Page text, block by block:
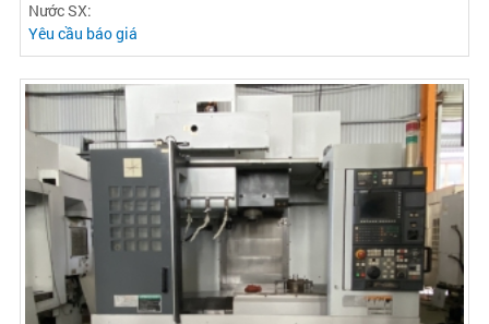
Nước SX:
Yêu cầu báo giá